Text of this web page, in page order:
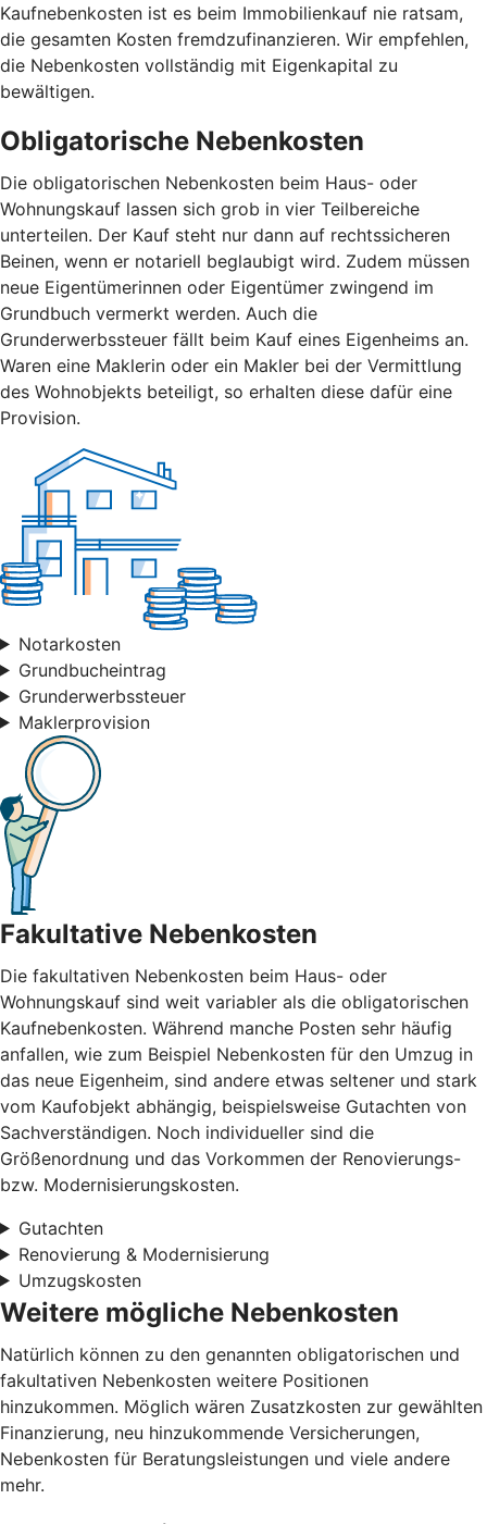
Kaufnebenkosten ist es beim Immobilienkauf nie ratsam,
die gesamten Kosten fremdzufinanzieren. Wir empfehlen,
die Nebenkosten vollständig mit Eigenkapital zu
bewältigen.
Obligatorische Nebenkosten
Die obligatorischen Nebenkosten beim Haus- oder
Wohnungskauf lassen sich grob in vier Teilbereiche
unterteilen. Der Kauf steht nur dann auf rechtssicheren
Beinen, wenn er notariell beglaubigt wird. Zudem müssen
neue Eigentümerinnen oder Eigentümer zwingend im
Grundbuch vermerkt werden. Auch die
Grunderwerbssteuer fällt beim Kauf eines Eigenheims an.
Waren eine Maklerin oder ein Makler bei der Vermittlung
des Wohnobjekts beteiligt, so erhalten diese dafür eine
Provision.
Notarkosten
Grundbucheintrag
Grunderwerbssteuer
Maklerprovision
Fakultative Nebenkosten
Die fakultativen Nebenkosten beim Haus- oder
Wohnungskauf sind weit variabler als die obligatorischen
Kaufnebenkosten. Während manche Posten sehr häufig
anfallen, wie zum Beispiel Nebenkosten für den Umzug in
das neue Eigenheim, sind andere etwas seltener und stark
vom Kaufobjekt abhängig, beispielsweise Gutachten von
Sachverständigen. Noch individueller sind die
Größenordnung und das Vorkommen der Renovierungs-
bzw. Modernisierungskosten.
Gutachten
Renovierung & Modernisierung
Umzugskosten
Weitere mögliche Nebenkosten
Natürlich können zu den genannten obligatorischen und
fakultativen Nebenkosten weitere Positionen
hinzukommen. Möglich wären Zusatzkosten zur gewählten
Finanzierung, neu hinzukommende Versicherungen,
Nebenkosten für Beratungsleistungen und viele andere
mehr.